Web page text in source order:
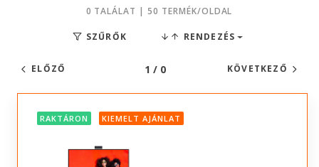
0 TALÁLAT | 50 TERMÉK/OLDAL
SZŰRŐK RENDEZÉS
ELŐZŐ 1 / 0 KÖVETKEZŐ
RAKTÁRON KIEMELT AJÁNLAT